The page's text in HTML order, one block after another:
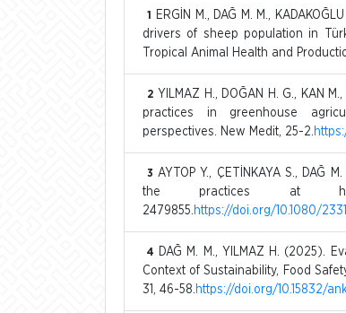
1
ERGİN M., DAĞ M. M.,
drivers of sheep population in
Tropical Animal Health and
2 YILMAZ H., DOĞAN H. G., KAN
practices in greenhouse
perspectives. New Medit, 25-2.
3 AYTOP Y., ÇETİNKAYA S.,
the practices at
2479855. https://doi.org/10.1080/
4
DAĞ M. M., YILMAZ H. (2025).
Context of Sustainability, Food
31, 46-58. https://doi.org/10.15832/